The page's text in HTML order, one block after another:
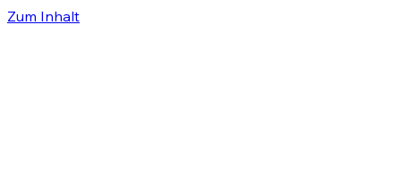
Zum Inhalt